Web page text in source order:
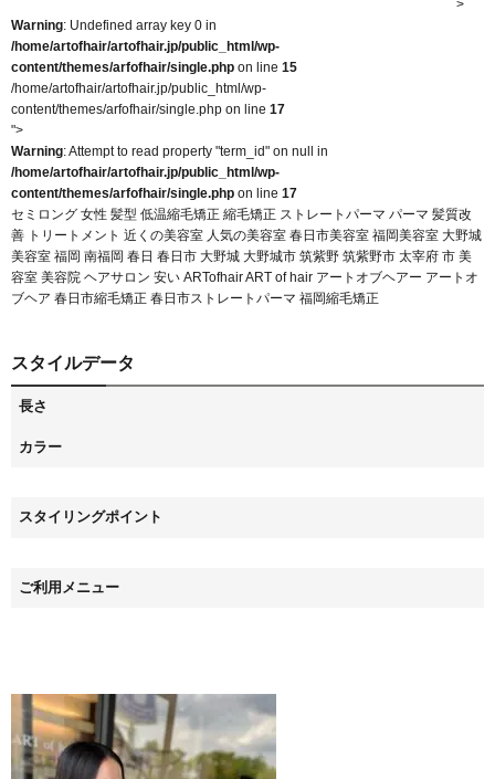
Warning: Undefined array key 0 in
/home/artofhair/artofhair.jp/public_html/wp-
content/themes/arfofhair/single.php on line 15
/home/artofhair/artofhair.jp/public_html/wp-
content/themes/arfofhair/single.php on line 17
">
Warning: Attempt to read property "term_id" on null in
/home/artofhair/artofhair.jp/public_html/wp-
content/themes/arfofhair/single.php on line 17
セミロング 女性 髪型 低温縮毛矯正 縮毛矯正 ストレートパーマ パーマ 髪質改
善 トリートメント 近くの美容室 人気の美容室 春日市美容室 福岡美容室 大野城
美容室 福岡 南福岡 春日 春日市 大野城 大野城市 筑紫野 筑紫野市 太宰府 市 美
容室 美容院 ヘアサロン 安い ARTofhair ART of hair アートオブヘアー アートオ
ブヘア 春日市縮毛矯正 春日市ストレートパーマ 福岡縮毛矯正
スタイルデータ
長さ
カラー
スタイリングポイント
ご利用メニュー